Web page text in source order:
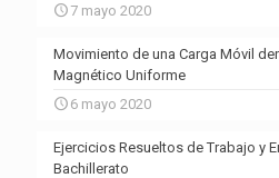
7 mayo 2020
Movimiento de una Carga Móvil
Magnético Uniforme
6 mayo 2020
Ejercicios Resueltos de Trabajo y
Bachillerato